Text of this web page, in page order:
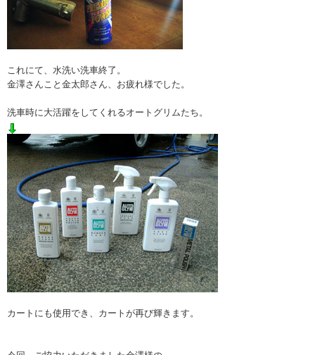
これにて、水洗い洗車終了。
金澤さんこと金太郎さん、お疲れ様でした。
洗車時に大活躍をしてくれるオートグリムたち。
カートにも使用でき、カートが再び輝きます。